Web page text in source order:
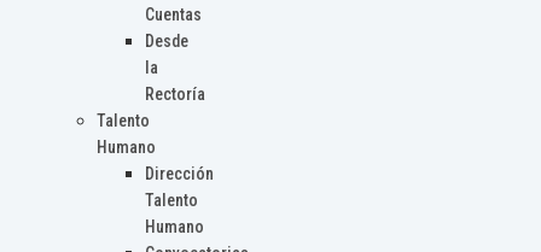
Cuentas
Desde
la
Rectoría
Talento
Humano
Dirección
Talento
Humano